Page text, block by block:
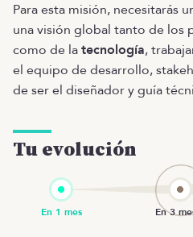
Para esta misión, necesitarás
una visión global tanto de los
como de latecnología,
el equipo de desarrollo,
de ser el diseñador y guía
Tu evolución